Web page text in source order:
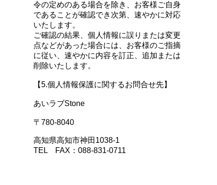
令の定めのある場合を除き、お客様ご自身
であることが確認でき次第、速やかに対応
いたします。
ご確認の結果、個人情報に誤りまたは変更
点などがあった場合には、お客様のご指摘
に従い、速やかに内容を訂正、追加または
削除いたします。
【5.個人情報保護に関するお問合せ先】
あいラブStone
〒780-8040
高知県高知市神田1038-1
TEL FAX：088-831-0711